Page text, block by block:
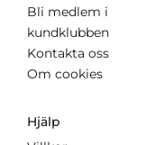
Bli medlem i
kundklubben
Kontakta oss
Om cookies
Hjälp